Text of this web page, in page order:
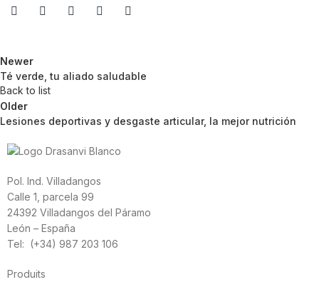
Newer
Té verde, tu aliado saludable
Back to list
Older
Lesiones deportivas y desgaste articular, la mejor nutrición
Pol. Ind. Villadangos
Calle 1, parcela 99
24392 Villadangos del Páramo
León – España
Tel: (+34) 987 203 106
Produits